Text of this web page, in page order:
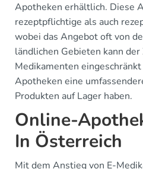
Apotheken erhältlich. Diese
rezeptpflichtige als auch
wobei das Angebot oft von
ländlichen Gebieten kann
Medikamenten
Apotheken eine
Produkten auf Lager haben.
Online-
In Österreich
Mit dem Anstieg von E-